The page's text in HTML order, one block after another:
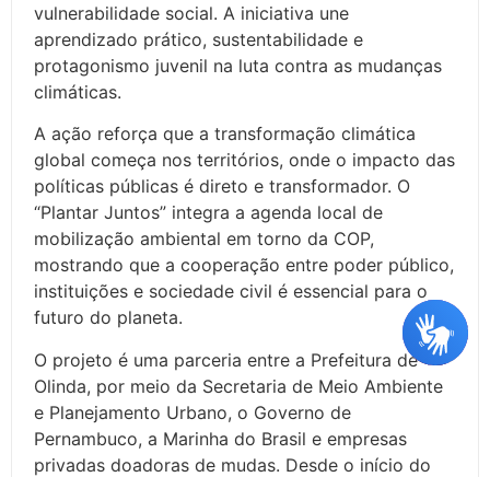
vulnerabilidade social. A iniciativa une
aprendizado prático, sustentabilidade e
protagonismo juvenil na luta contra as mudanças
climáticas.
A ação reforça que a transformação climática
global começa nos territórios, onde o impacto das
políticas públicas é direto e transformador. O
“Plantar Juntos” integra a agenda local de
mobilização ambiental em torno da COP,
mostrando que a cooperação entre poder público,
instituições e sociedade civil é essencial para o
futuro do planeta.
O projeto é uma parceria entre a Prefeitura de
Olinda, por meio da Secretaria de Meio Ambiente
e Planejamento Urbano, o Governo de
Pernambuco, a Marinha do Brasil e empresas
privadas doadoras de mudas. Desde o início do